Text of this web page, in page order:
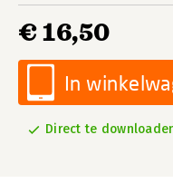
€ 16,50
In
Direct te